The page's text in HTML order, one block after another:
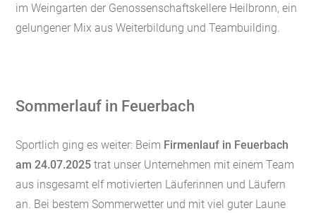
im Weingarten der Genossenschaftskellere Heilbronn, ein
gelungener Mix aus Weiterbildung und Teambuilding.
Sommerlauf in Feuerbach
Sportlich ging es weiter: Beim Firmenlauf in Feuerbach
am 24.07.2025 trat unser Unternehmen mit einem Team
aus insgesamt elf motivierten Läuferinnen und Läufern
an. Bei bestem Sommerwetter und mit viel guter Laune